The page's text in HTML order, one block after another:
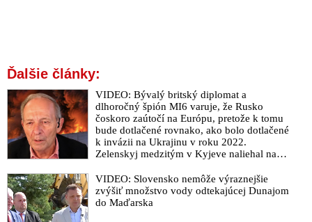
Ďalšie články:
VIDEO: Bývalý britský diplomat a
dlhoročný špión MI6 varuje, že Rusko
čoskoro zaútočí na Európu, pretože k tomu
bude dotlačené rovnako, ako bolo dotlačené
k invázii na Ukrajinu v roku 2022.
Zelenskyj medzitým v Kyjeve naliehal na
zháňali energie pre Ukrajinu na zimu. Putin
vraj bude mobilizovať a vojna sa do zimy
pravdepodobne neskončí
VIDEO: Slovensko nemôže výraznejšie
zvýšiť množstvo vody odtekajúcej Dunajom
do Maďarska